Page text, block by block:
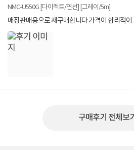
NMC-U550G [다이렉트/연선] [그레이/5m]
매장판매용으로 재구매합니다 가격이 합리적
구매후기 전체보기